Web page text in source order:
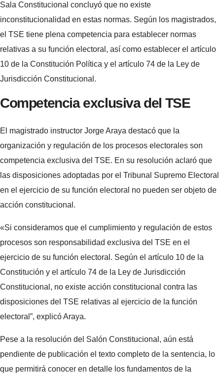
Sala Constitucional concluyó que no existe
inconstitucionalidad en estas normas. Según los magistrados,
el TSE tiene plena competencia para establecer normas
relativas a su función electoral, así como establecer el artículo
10 de la Constitución Política y el artículo 74 de la Ley de
Jurisdicción Constitucional.
Competencia exclusiva del TSE
El magistrado instructor Jorge Araya destacó que la
organización y regulación de los procesos electorales son
competencia exclusiva del TSE. En su resolución aclaró que
las disposiciones adoptadas por el Tribunal Supremo Electoral
en el ejercicio de su función electoral no pueden ser objeto de
acción constitucional.
«Si consideramos que el cumplimiento y regulación de estos
procesos son responsabilidad exclusiva del TSE en el
ejercicio de su función electoral. Según el artículo 10 de la
Constitución y el artículo 74 de la Ley de Jurisdicción
Constitucional, no existe acción constitucional contra las
disposiciones del TSE relativas al ejercicio de la función
electoral”, explicó Araya.
Pese a la resolución del Salón Constitucional, aún está
pendiente de publicación el texto completo de la sentencia, lo
que permitirá conocer en detalle los fundamentos de la